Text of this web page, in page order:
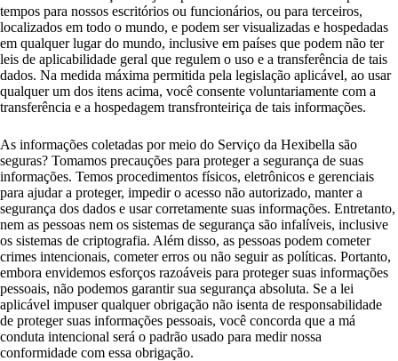
tempos para nossos escritórios ou funcionários, ou para terceiros,
localizados em todo o mundo, e podem ser visualizadas e hospedadas
em qualquer lugar do mundo, inclusive em países que podem não ter
leis de aplicabilidade geral que regulem o uso e a transferência de tais
dados. Na medida máxima permitida pela legislação aplicável, ao usar
qualquer um dos itens acima, você consente voluntariamente com a
transferência e a hospedagem transfronteiriça de tais informações.
As informações coletadas por meio do Serviço da Hexibella são
seguras? Tomamos precauções para proteger a segurança de suas
informações. Temos procedimentos físicos, eletrônicos e gerenciais
para ajudar a proteger, impedir o acesso não autorizado, manter a
segurança dos dados e usar corretamente suas informações. Entretanto,
nem as pessoas nem os sistemas de segurança são infalíveis, inclusive
os sistemas de criptografia. Além disso, as pessoas podem cometer
crimes intencionais, cometer erros ou não seguir as políticas. Portanto,
embora envidemos esforços razoáveis para proteger suas informações
pessoais, não podemos garantir sua segurança absoluta. Se a lei
aplicável impuser qualquer obrigação não isenta de responsabilidade
de proteger suas informações pessoais, você concorda que a má
conduta intencional será o padrão usado para medir nossa
conformidade com essa obrigação.